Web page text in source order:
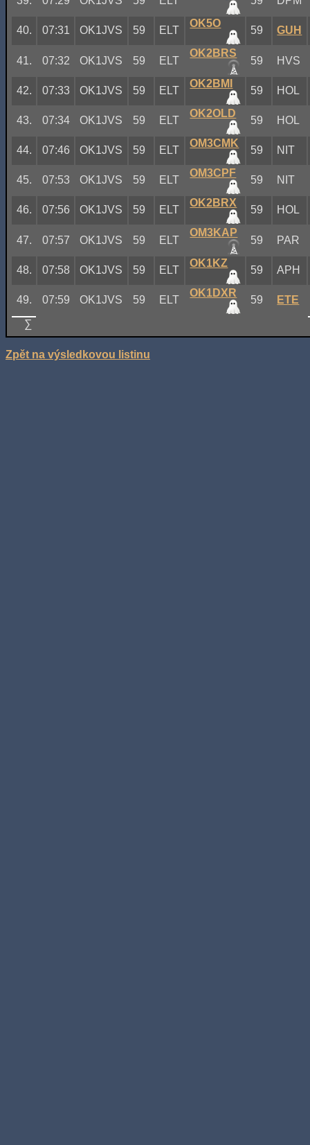
40. 07:31 OK1JVS 59 ELT
OK5O
59 GUH
41. 07:32 OK1JVS 59 ELT
OK2BRS
59 HVS
42. 07:33 OK1JVS 59 ELT
OK2BMI
59 HOL
43. 07:34 OK1JVS 59 ELT
OK2OLD
59 HOL
44. 07:46 OK1JVS 59 ELT
OM3CMK
59 NIT
45. 07:53 OK1JVS 59 ELT
OM3CPF
59 NIT
46. 07:56 OK1JVS 59 ELT
OK2BRX
59 HOL
47. 07:57 OK1JVS 59 ELT
OM3KAP
59 PAR
48. 07:58 OK1JVS 59 ELT
OK1KZ
59 APH
49. 07:59 OK1JVS 59 ELT
OK1DXR
59 ETE
∑
Zpět na výsledkovou listinu